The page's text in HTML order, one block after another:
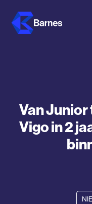
Van Junior
Vigo in 2